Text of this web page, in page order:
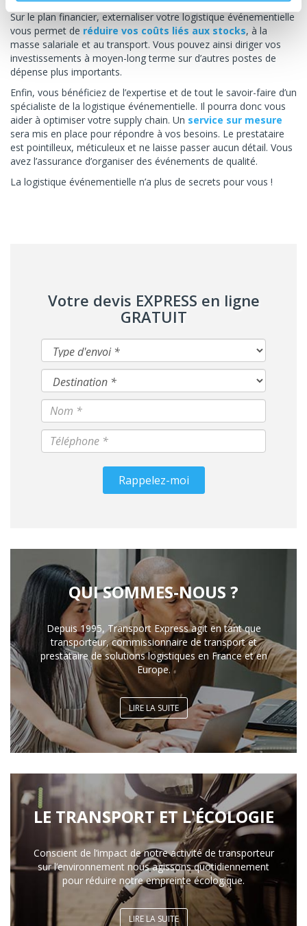
Sur le plan financier, externaliser votre logistique événementielle
vous permet de réduire vos coûts liés aux stocks, à la
masse salariale et au transport. Vous pouvez ainsi diriger vos
investissements à moyen-long terme sur d’autres postes de
dépense plus importants.
Enfin, vous bénéficiez de l’expertise et de tout le savoir-faire d’un
spécialiste de la logistique événementielle. Il pourra donc vous
aider à optimiser votre supply chain. Un service sur mesure
sera mis en place pour répondre à vos besoins. Le prestataire
est pointilleux, méticuleux et ne laisse passer aucun détail. Vous
avez l’assurance d’organiser des événements de qualité.
La logistique événementielle n’a plus de secrets pour vous !
Votre devis EXPRESS en ligne
GRATUIT
Rappelez-moi
QUI SOMMES-NOUS ?
Depuis 1995, Transport Express agit en tant que
transporteur, commissionnaire de transport et
prestataire de solutions logistiques en France et en
Europe.
LIRE LA SUITE
LE TRANSPORT ET L'ÉCOLOGIE
Conscient de l’impact de notre activité de transporteur
sur l’environnement nous agissons quotidiennement
pour réduire notre empreinte écologique.
LIRE LA SUITE